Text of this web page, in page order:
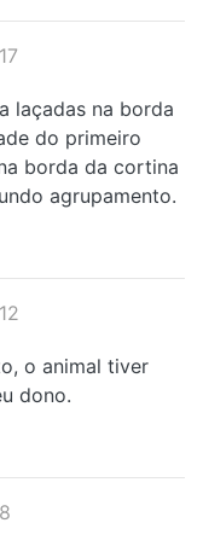
laçadas na borda
do primeiro
borda da cortina
agrupamento.
o animal tiver
dono.